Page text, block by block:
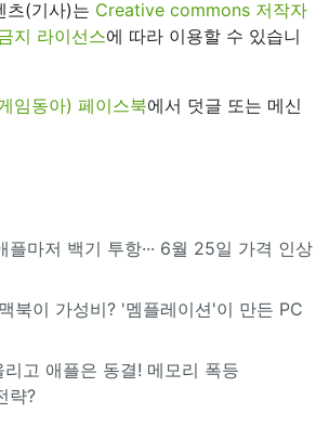
츠(기사)는 Creative commons 저작자
지 라이선스에 따라 이용할 수 있습니
임동아) 페이스북에서 덧글 또는 메신
마저 백기 투항··· 6월 25일 가격 인상
북이 가성비? '멤플레이션'이 만든 PC
고 애플은 동결! 메모리 폭등
략?